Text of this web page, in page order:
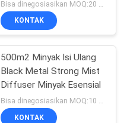
KONTAK
500m2 Minyak Isi Ulang
Black Metal Strong Mist
Diffuser Minyak Esensial
Bisa dinegosiasikan MOQ:10 buah
KONTAK